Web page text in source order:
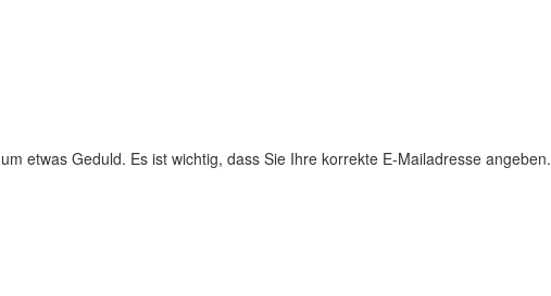
etwas Geduld. Es ist wichtig, dass Sie Ihre korrekte E-Mailadresse angeben.